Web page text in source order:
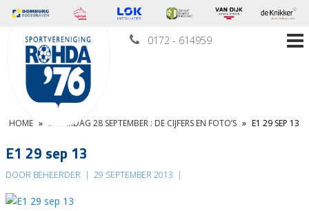
0172 - 614959
HOME » ZATERDAG 28 SEPTEMBER : DE CIJFERS EN FOTO’S » E1 29 SEP 13
E1 29 sep 13
DOOR BEHEERDER | 29 SEPTEMBER 2013 |